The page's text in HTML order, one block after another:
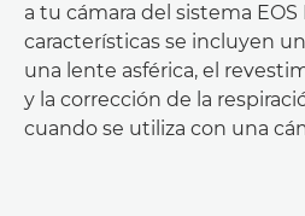
a tu cámara del sistema EOS
características se incluyen
una lente asférica, el
y la corrección de la
cuando se utiliza con una